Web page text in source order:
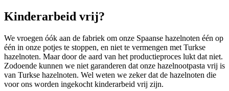
Kinderarbeid vrij?
We vroegen óók aan de fabriek om onze Spaanse hazelnoten één op
één in onze potjes te stoppen, en niet te vermengen met Turkse
hazelnoten. Maar door de aard van het productieproces lukt dat niet.
Zodoende kunnen we niet garanderen dat onze hazelnootpasta vrij is
van Turkse hazelnoten. Wel weten we zeker dat de hazelnoten die
voor ons worden ingekocht kinderarbeid vrij zijn.